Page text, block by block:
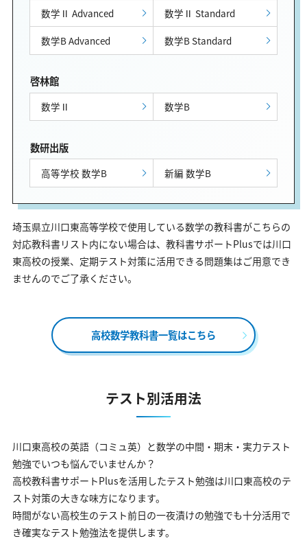
数学Ⅱ Advanced
数学Ⅱ Standard
数学B Advanced
数学B Standard
啓林館
数学Ⅱ 数学B
数研出版
高等学校 数学B 新編 数学B
埼玉県立川口東高等学校で使用している数学の教科書がこちらの
対応教科書リスト内にない場合は、教科書サポートPlusでは川口
東高校の授業、定期テスト対策に活用できる問題集はご用意でき
ませんのでご了承ください。
高校数学教科書一覧はこちら
テスト別活用法
川口東高校の英語（コミュ英）と数学の中間・期末・実力テスト
勉強でいつも悩んでいませんか？
高校教科書サポートPlusを活用したテスト勉強は川口東高校のテ
スト対策の大きな味方になります。
時間がない高校生のテスト前日の一夜漬けの勉強でも十分活用で
き確実なテスト勉強法を提供します。